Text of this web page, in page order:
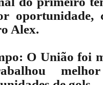
oportunidade,
Alex.
O União foi